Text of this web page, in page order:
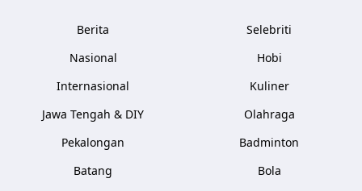
Berita
Nasional
Internasional
Jawa Tengah & DIY
Pekalongan
Batang
Selebriti
Hobi
Kuliner
Olahraga
Badminton
Bola